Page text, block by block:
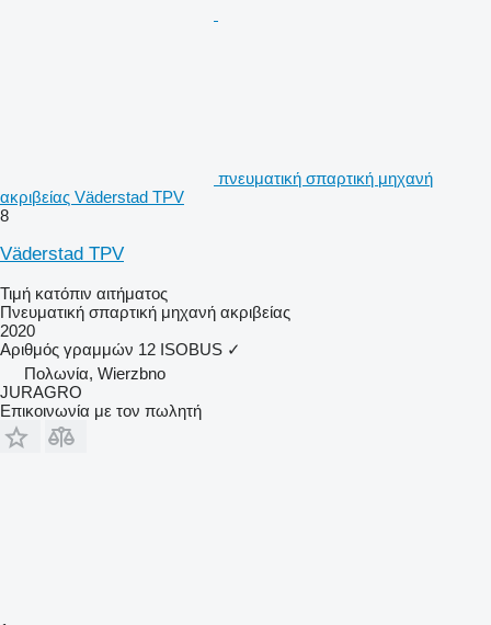
πνευματική σπαρτική μηχανή
ακριβείας Väderstad TPV
8
Väderstad TPV
Τιμή κατόπιν αιτήματος
Πνευματική σπαρτική μηχανή ακριβείας
2020
Αριθμός γραμμών 12 ISOBUS ✓
Πολωνία, Wierzbno
JURAGRO
Επικοινωνία με τον πωλητή